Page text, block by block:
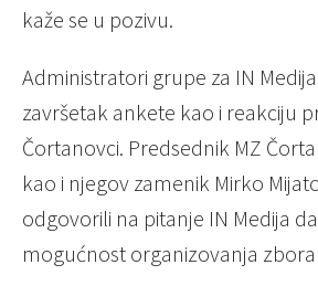
kaže se u pozivu.
Administratori grupe za IN
završetak ankete kao i reakciju
Čortanovci. Predsednik MZ
kao i njegov zamenik Mirko
odgovorili na pitanje IN Medija
mogućnost organizovanja